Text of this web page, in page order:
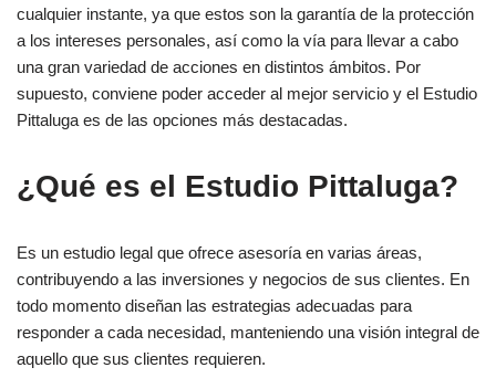
cualquier instante, ya que estos son la garantía de la protección
a los intereses personales, así como la vía para llevar a cabo
una gran variedad de acciones en distintos ámbitos. Por
supuesto, conviene poder acceder al mejor servicio y el Estudio
Pittaluga es de las opciones más destacadas.
¿Qué es el Estudio Pittaluga?
Es un estudio legal que ofrece asesoría en varias áreas,
contribuyendo a las inversiones y negocios de sus clientes. En
todo momento diseñan las estrategias adecuadas para
responder a cada necesidad, manteniendo una visión integral de
aquello que sus clientes requieren.